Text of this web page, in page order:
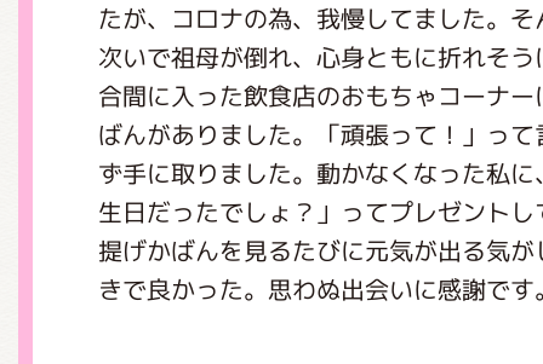
たが、コロナの為、我慢してました。
次いで祖母が倒れ、心身ともに折れそ
合間に入った飲食店のおもちゃコーナ
ばんがありました。「頑張って！」っ
ず手に取りました。動かなくなった私
生日だったでしょ？」ってプレゼント
提げかばんを見るたびに元気が出る気
きで良かった。思わぬ出会いに感謝です
ミュージカル・コンサート
おたのしみコンテンツ(クイズ・
チア ジャッキーズ！